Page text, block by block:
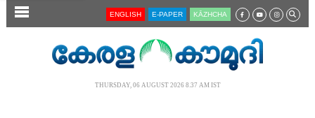
SECTIONS ENGLISH E-PAPER KĀZHCHA
THURSDAY, 06 AUGUST 2026 8.37 AM IST